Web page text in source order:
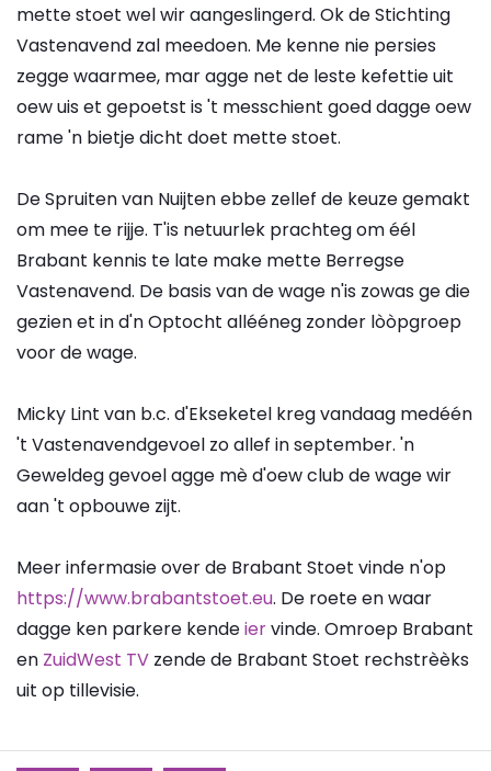
mette stoet wel wir aangeslingerd. Ok de Stichting
Vastenavend zal meedoen. Me kenne nie persies
zegge waarmee, mar agge net de leste kefettie uit
oew uis et gepoetst is 't messchient goed dagge oew
rame 'n bietje dicht doet mette stoet.
De Spruiten van Nuijten ebbe zellef de keuze gemakt
om mee te rijje. T'is netuurlek prachteg om éél
Brabant kennis te late make mette Berregse
Vastenavend. De basis van de wage n'is zowas ge die
gezien et in d'n Optocht allééneg zonder lòòpgroep
voor de wage.
Micky Lint van b.c. d'Ekseketel kreg vandaag medéén
't Vastenavendgevoel zo allef in september. 'n
Geweldeg gevoel agge mè d'oew club de wage wir
aan 't opbouwe zijt.
Meer infermasie over de Brabant Stoet vinde n'op
https://www.brabantstoet.eu. De roete en waar
dagge ken parkere kendeiervinde. Omroep Brabant
en ZuidWest TV zende de Brabant Stoet rechstrèèks
uit op tillevisie.